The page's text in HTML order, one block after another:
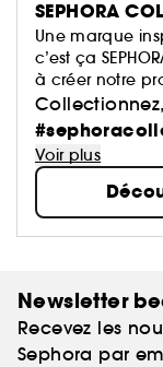
SEPHORA
Une marque
c’est ça
à créer notre
a justement
maquillage aux
bain aux
mission de
Voir plus
Newsletter
Recevez les
Sephora par